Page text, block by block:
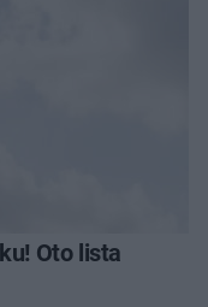
Oto lista